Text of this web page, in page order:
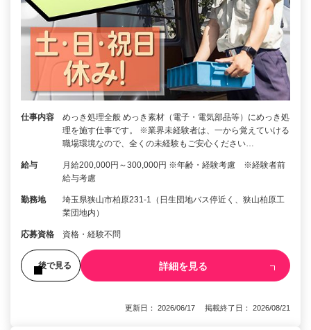
仕事内容
めっき処理全般 めっき素材（電子・電気部品等）にめっき処
理を施す仕事です。 ※業界未経験者は、一から覚えていける
職場環境なので、全くの未経験もご安心ください…
給与
月給200,000円～300,000円 ※年齢・経験考慮 ※経験者前
給与考慮
勤務地
埼玉県狭山市柏原231-1（日生団地バス停近く、狭山柏原工
業団地内）
応募資格 資格・経験不問
後で見る 詳細を見る
更新日： 2026/06/17 掲載終了日： 2026/08/21